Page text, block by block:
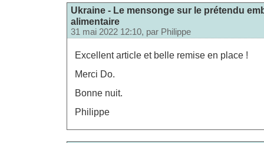
Ukraine - Le mensonge sur le prétendu
alimentaire
31 mai 2022 12:10, par Philippe
Excellent article et belle remise en place !
Merci Do.
Bonne nuit.
Philippe